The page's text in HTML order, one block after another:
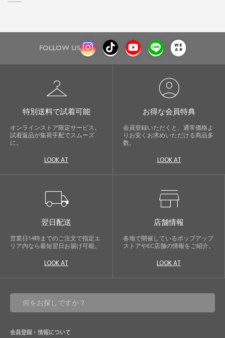
FOLLOW US
checkroom
特別送料で試着可能
オンラインストア限定サービス。
試着返品が集荷手配でスムーズ
に。
LOOK AT
account_circle
お得な会員特典
会員登録いただくと、通常価格よ
りお安くお求めいただける商品多
数。
LOOK AT
local_shipping
翌日配送
営業日14時までのご注文で指定エ
リア内なら最短翌日お届け可能。
LOOK AT
store
店舗情報
各地で開催しているポップアップ
ストアやEC店舗の情報をご紹介。
LOOK AT
会員登録・情報について